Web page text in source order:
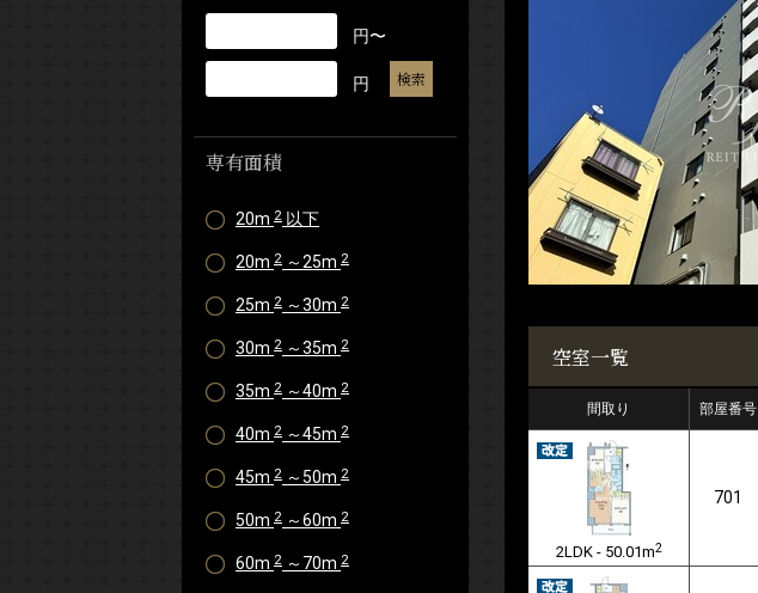
円〜
円
専有面積
20m 2 以下
20m 2 ～25m 2
25m 2 ～30m 2
30m 2 ～35m 2
35m 2 ～40m 2
40m 2 ～45m 2
45m 2 ～50m 2
50m 2 ～60m 2
60m 2 ～70m 2
空室一覧
間取り 部屋番号
2LDK - 50.01m2
701